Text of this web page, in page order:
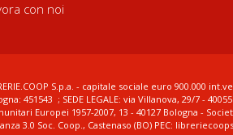
con noi
S.p.a. - capitale sociale euro 900.000
451543 ; SEDE LEGALE: via Villanova, 29/7 -
Europei 1957-2007, 13 - 40127 Bologna -
3.0 Soc. Coop., Castenaso (BO) PEC: